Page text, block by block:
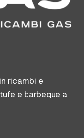
ricambi e
e barbeque a